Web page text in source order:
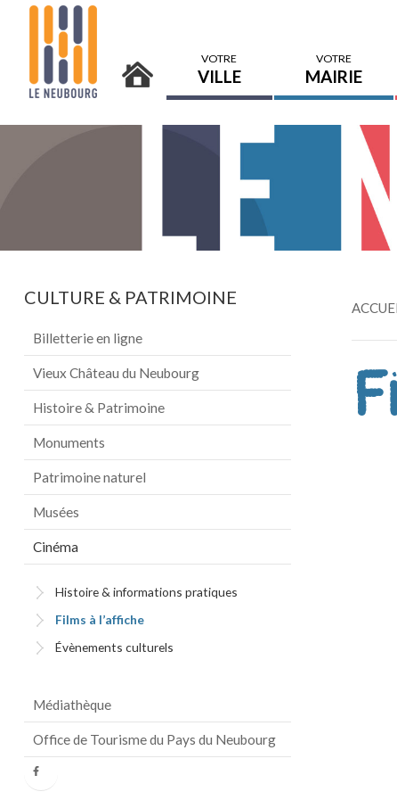
VOTRE
VILLE
VOTRE
MAIRIE
CULTURE & PATRIMOINE
Billetterie en ligne
Vieux Château du Neubourg
Histoire & Patrimoine
Monuments
Patrimoine naturel
Musées
Cinéma
Histoire & informations pratiques
Films à l’affiche
Évènements culturels
Médiathèque
Office de Tourisme du Pays du Neubourg